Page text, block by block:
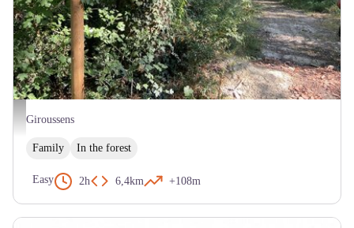
Giroussens - Boucle des Potiers - CX La Toscane Occitane
Giroussens
Family In the forest
Easy 2h 6,4km +108m